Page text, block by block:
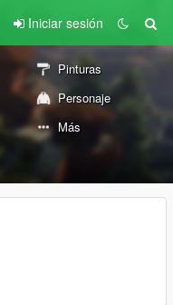
Iniciar sesión
Pinturas
Personaje
Más